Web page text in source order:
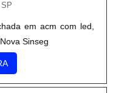
em acm com led,
Sinseg